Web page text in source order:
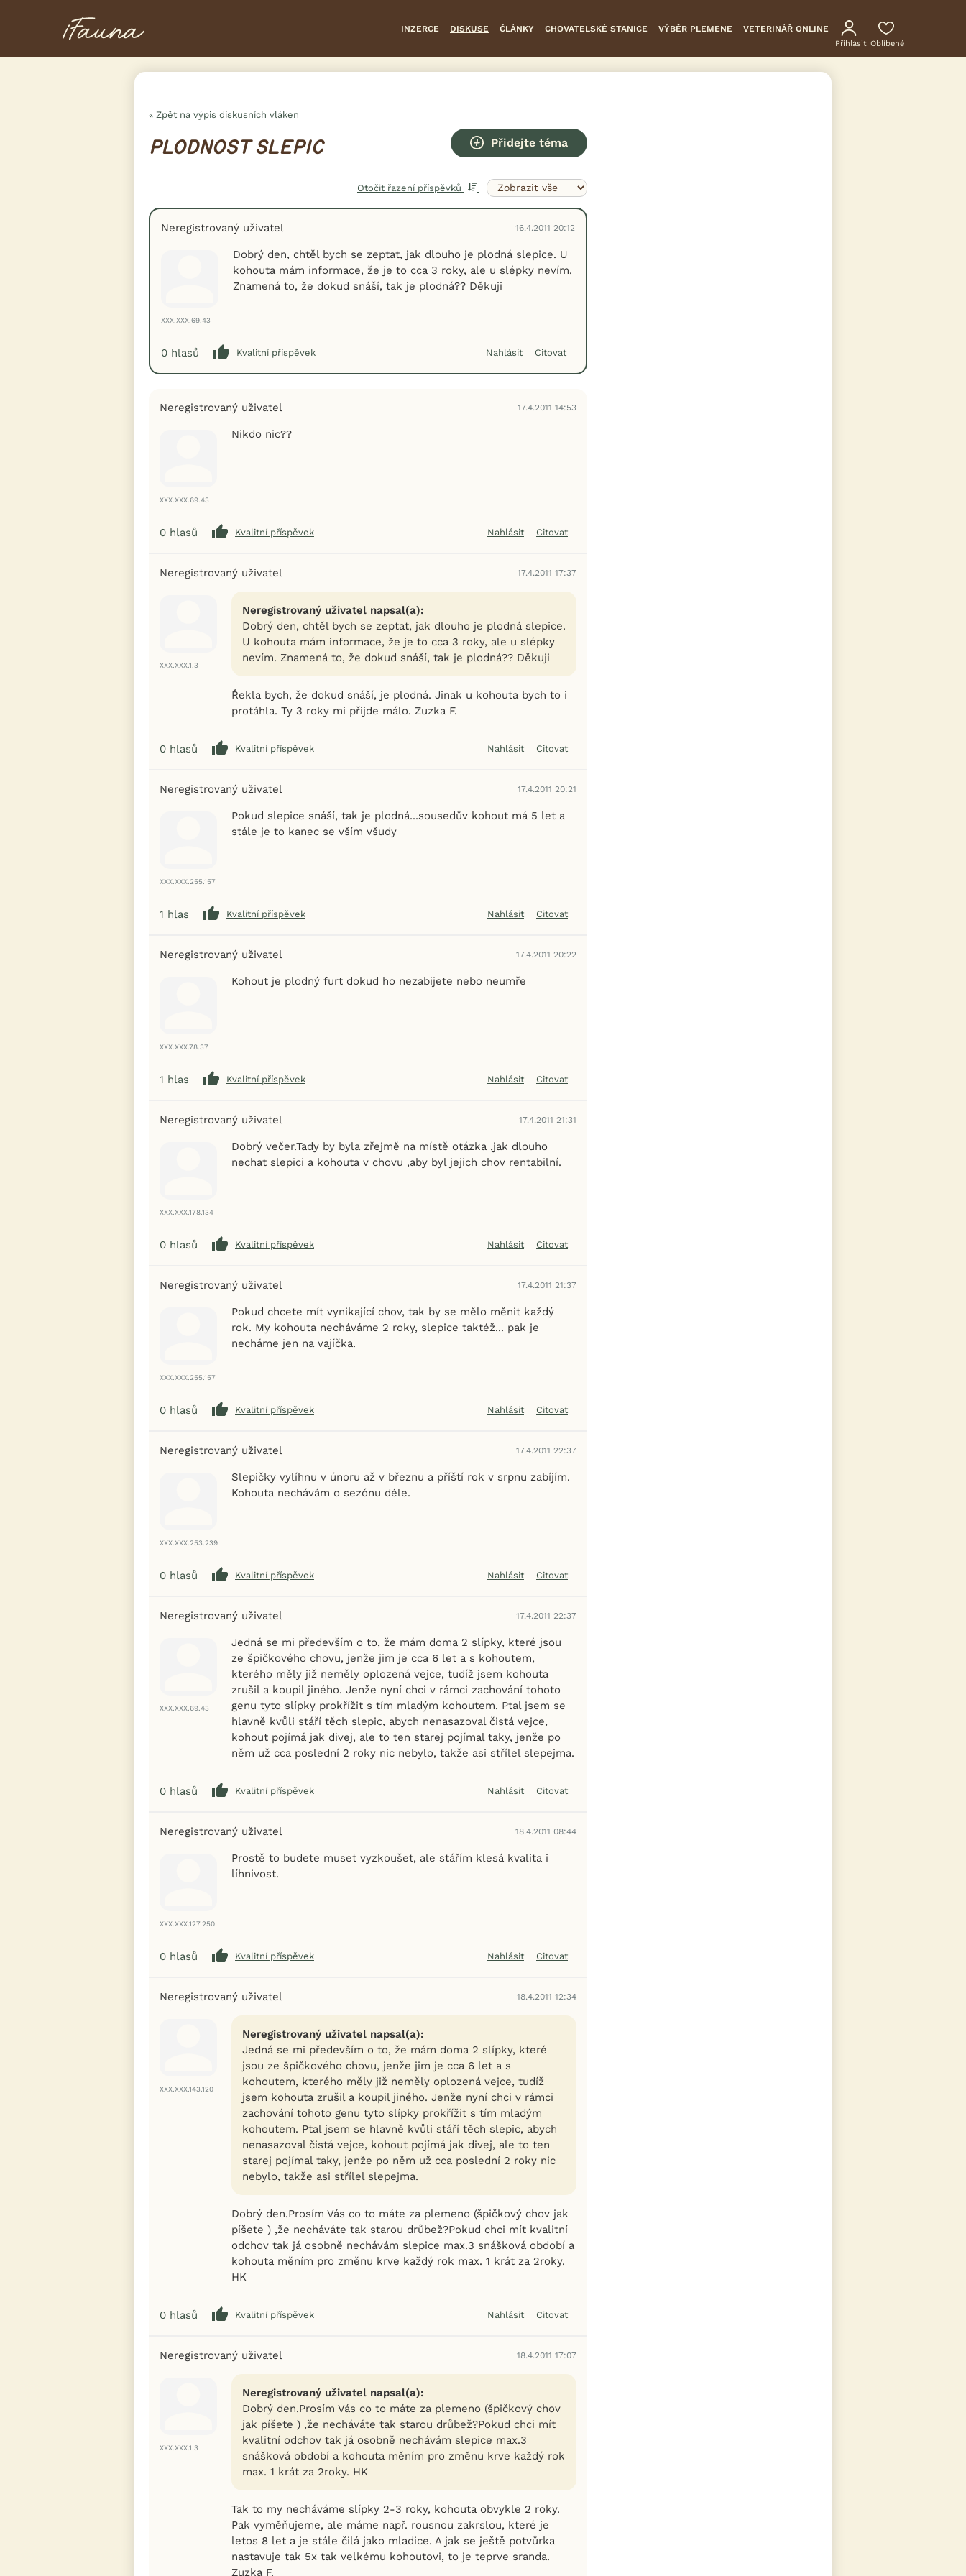
INZERCE DISKUSE ČLÁNKY CHOVATELSKÉ STANICE VÝBĚR PLEMENE VETERINÁŘ ONLINE
Přihlásit Oblíbené
« Zpět na výpis diskusních vláken
PLODNOST SLEPIC Přidejte téma
Otočit řazení příspěvků
Neregistrovaný uživatel 16.4.2011 20:12
XXX.XXX.69.43
Dobrý den, chtěl bych se zeptat, jak dlouho je plodná slepice. U
kohouta mám informace, že je to cca 3 roky, ale u slépky nevím.
Znamená to, že dokud snáší, tak je plodná?? Děkuji
0 hlasů Kvalitní příspěvek Nahlásit Citovat
Neregistrovaný uživatel 17.4.2011 14:53
XXX.XXX.69.43
Nikdo nic??
0 hlasů Kvalitní příspěvek Nahlásit Citovat
Neregistrovaný uživatel 17.4.2011 17:37
XXX.XXX.1.3
Neregistrovaný uživatel napsal(a):
Dobrý den, chtěl bych se zeptat, jak dlouho je plodná slepice.
U kohouta mám informace, že je to cca 3 roky, ale u slépky
nevím. Znamená to, že dokud snáší, tak je plodná?? Děkuji
Řekla bych, že dokud snáší, je plodná. Jinak u kohouta bych to i
protáhla. Ty 3 roky mi přijde málo. Zuzka F.
0 hlasů Kvalitní příspěvek Nahlásit Citovat
Neregistrovaný uživatel 17.4.2011 20:21
XXX.XXX.255.157
Pokud slepice snáší, tak je plodná...sousedův kohout má 5 let a
stále je to kanec se vším všudy
1 hlas Kvalitní příspěvek Nahlásit Citovat
Neregistrovaný uživatel 17.4.2011 20:22
XXX.XXX.78.37
Kohout je plodný furt dokud ho nezabijete nebo neumře
1 hlas Kvalitní příspěvek Nahlásit Citovat
Neregistrovaný uživatel 17.4.2011 21:31
XXX.XXX.178.134
Dobrý večer.Tady by byla zřejmě na místě otázka ,jak dlouho
nechat slepici a kohouta v chovu ,aby byl jejich chov rentabilní.
0 hlasů Kvalitní příspěvek Nahlásit Citovat
Neregistrovaný uživatel 17.4.2011 21:37
XXX.XXX.255.157
Pokud chcete mít vynikající chov, tak by se mělo měnit každý
rok. My kohouta necháváme 2 roky, slepice taktéž... pak je
necháme jen na vajíčka.
0 hlasů Kvalitní příspěvek Nahlásit Citovat
Neregistrovaný uživatel 17.4.2011 22:37
XXX.XXX.253.239
Slepičky vylíhnu v únoru až v březnu a příští rok v srpnu zabíjím.
Kohouta nechávám o sezónu déle.
0 hlasů Kvalitní příspěvek Nahlásit Citovat
Neregistrovaný uživatel 17.4.2011 22:37
XXX.XXX.69.43
Jedná se mi především o to, že mám doma 2 slípky, které jsou
ze špičkového chovu, jenže jim je cca 6 let a s kohoutem,
kterého měly již neměly oplozená vejce, tudíž jsem kohouta
zrušil a koupil jiného. Jenže nyní chci v rámci zachování tohoto
genu tyto slípky prokřížit s tím mladým kohoutem. Ptal jsem se
hlavně kvůli stáří těch slepic, abych nenasazoval čistá vejce,
kohout pojímá jak divej, ale to ten starej pojímal taky, jenže po
něm už cca poslední 2 roky nic nebylo, takže asi střílel slepejma.
0 hlasů Kvalitní příspěvek Nahlásit Citovat
Neregistrovaný uživatel 18.4.2011 08:44
XXX.XXX.127.250
Prostě to budete muset vyzkoušet, ale stářím klesá kvalita i
líhnivost.
0 hlasů Kvalitní příspěvek Nahlásit Citovat
Neregistrovaný uživatel 18.4.2011 12:34
XXX.XXX.143.120
Neregistrovaný uživatel napsal(a):
Jedná se mi především o to, že mám doma 2 slípky, které
jsou ze špičkového chovu, jenže jim je cca 6 let a s
kohoutem, kterého měly již neměly oplozená vejce, tudíž
jsem kohouta zrušil a koupil jiného. Jenže nyní chci v rámci
zachování tohoto genu tyto slípky prokřížit s tím mladým
kohoutem. Ptal jsem se hlavně kvůli stáří těch slepic, abych
nenasazoval čistá vejce, kohout pojímá jak divej, ale to ten
starej pojímal taky, jenže po něm už cca poslední 2 roky nic
nebylo, takže asi střílel slepejma.
Dobrý den.Prosím Vás co to máte za plemeno (špičkový chov jak
píšete ) ,že necháváte tak starou drůbež?Pokud chci mít kvalitní
odchov tak já osobně nechávám slepice max.3 snášková období a
kohouta měním pro změnu krve každý rok max. 1 krát za 2roky.
HK
0 hlasů Kvalitní příspěvek Nahlásit Citovat
Neregistrovaný uživatel 18.4.2011 17:07
XXX.XXX.1.3
Neregistrovaný uživatel napsal(a):
Dobrý den.Prosím Vás co to máte za plemeno (špičkový chov
jak píšete ) ,že necháváte tak starou drůbež?Pokud chci mít
kvalitní odchov tak já osobně nechávám slepice max.3
snášková období a kohouta měním pro změnu krve každý rok
max. 1 krát za 2roky. HK
Tak to my necháváme slípky 2-3 roky, kohouta obvykle 2 roky.
Pak vyměňujeme, ale máme např. rousnou zakrslou, které je
letos 8 let a je stále čilá jako mladice. A jak se ještě potvůrka
nastavuje tak 5x tak velkému kohoutovi, to je teprve sranda.
Zuzka F.